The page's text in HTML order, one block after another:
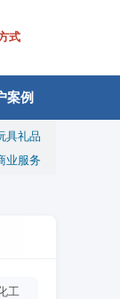
式
案例
具礼品
业服务
工